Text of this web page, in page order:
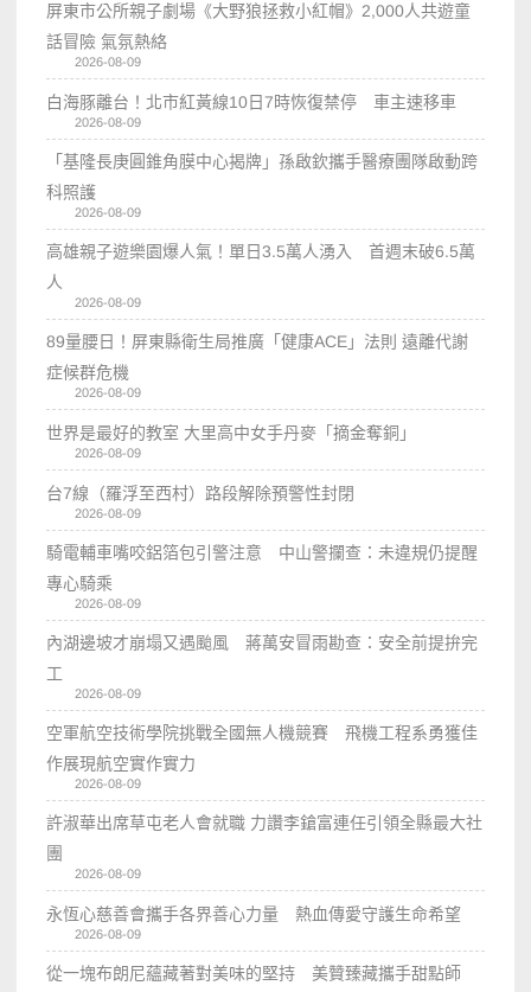
屏東市公所親子劇場《大野狼拯救小紅帽》2,000人共遊童
話冒險 氣氛熱絡
2026-08-09
白海豚離台！北市紅黃線10日7時恢復禁停 車主速移車
2026-08-09
「基隆長庚圓錐角膜中心揭牌」孫啟欽攜手醫療團隊啟動跨
科照護
2026-08-09
高雄親子遊樂園爆人氣！單日3.5萬人湧入 首週末破6.5萬
人
2026-08-09
89量腰日！屏東縣衛生局推廣「健康ACE」法則 遠離代謝
症候群危機
2026-08-09
世界是最好的教室 大里高中女手丹麥「摘金奪銅」
2026-08-09
台7線（羅浮至西村）路段解除預警性封閉
2026-08-09
騎電輔車嘴咬鋁箔包引警注意 中山警攔查：未違規仍提醒
專心騎乘
2026-08-09
內湖邊坡才崩塌又遇颱風 蔣萬安冒雨勘查：安全前提拚完
工
2026-08-09
空軍航空技術學院挑戰全國無人機競賽 飛機工程系勇獲佳
作展現航空實作實力
2026-08-09
許淑華出席草屯老人會就職 力讚李鎗富連任引領全縣最大社
團
2026-08-09
永恆心慈善會攜手各界善心力量 熱血傳愛守護生命希望
2026-08-09
從一塊布朗尼蘊藏著對美味的堅持 美贊臻藏攜手甜點師